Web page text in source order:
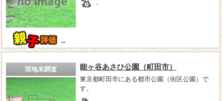
－
－
現地未調査 能ヶ谷あさひ公園（町田市）
東京都町田市にある都市公園（街区公園）で
す。